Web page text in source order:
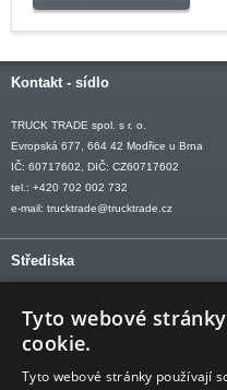
Kontakt - sídlo
TRUCK TRADE spol. s r. o.
Evropská 677, 664 42 Modřice u Brna
IČ: 60717602, DIČ: CZ60717602
tel.: +420 702 002 732
e-mail: trucktrade@trucktrade.cz
Střediska
OSTRAVA tel: +420 602 547 882
OTROKOVICE tel: +420 577 110 921-2
Tyto webové
cookie.
Tyto webové stránky používají